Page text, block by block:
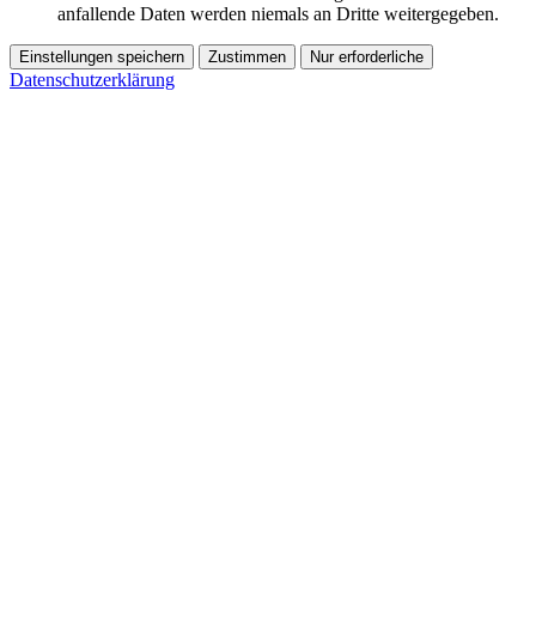
anfallende Daten werden niemals an Dritte weitergegeben.
Einstellungen speichern Zustimmen Nur erforderliche
Datenschutzerklärung